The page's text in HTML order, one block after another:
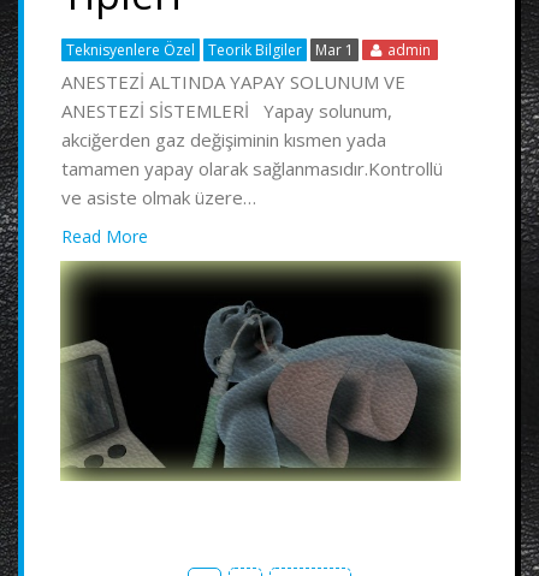
Teknisyenlere Özel Teorik Bilgiler Mar 1 admin
ANESTEZİ ALTINDA YAPAY SOLUNUM VE
ANESTEZİ SİSTEMLERİ Yapay solunum,
akciğerden gaz değişiminin kısmen yada
tamamen yapay olarak sağlanmasıdır.Kontrollü
ve asiste olmak üzere…
Read More